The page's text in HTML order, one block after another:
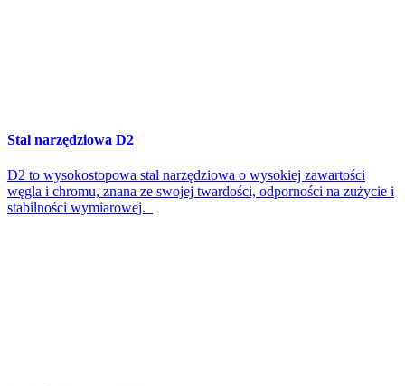
Stal narzędziowa D2
D2 to wysokostopowa stal narzędziowa o wysokiej zawartości
węgla i chromu, znana ze swojej twardości, odporności na zużycie i
stabilności wymiarowej.